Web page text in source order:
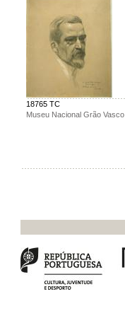
18765 TC
Museu Nacional Grão Vasco